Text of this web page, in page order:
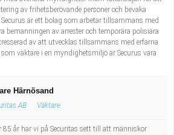
av frihetsberövande personer och bevaka
är ett bolag som arbetar tillsammans med
bemanningen av arrester och temporära polisiära
av att utvecklas tillsammans med erfarna
väktare i en myndighetsmiljö är Securus vara
Härnösand
AB Väktare
85 år har vi på Securitas sett till att människor